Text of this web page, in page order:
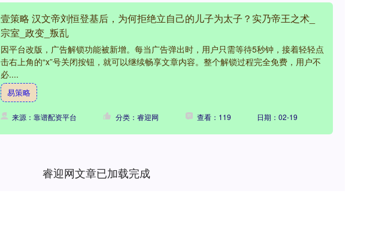
壹策略 汉文帝刘恒登基后，为何拒绝立自己的儿子为太子？实乃帝王之术_
宗室_政变_叛乱
因平台改版，广告解锁功能被新增。每当广告弹出时，用户只需等待5秒钟，接着轻轻点
击右上角的“x”号关闭按钮，就可以继续畅享文章内容。整个解锁过程完全免费，用户不
必....
易策略
来源：靠谱配资平台 分类：睿迎网 查看：119 日期：02-19
睿迎网文章已加载完成